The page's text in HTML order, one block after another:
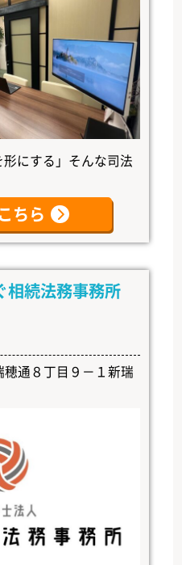
形にする」そんな司法
ちら
相続法務事務所
通８丁目９－１新瑞